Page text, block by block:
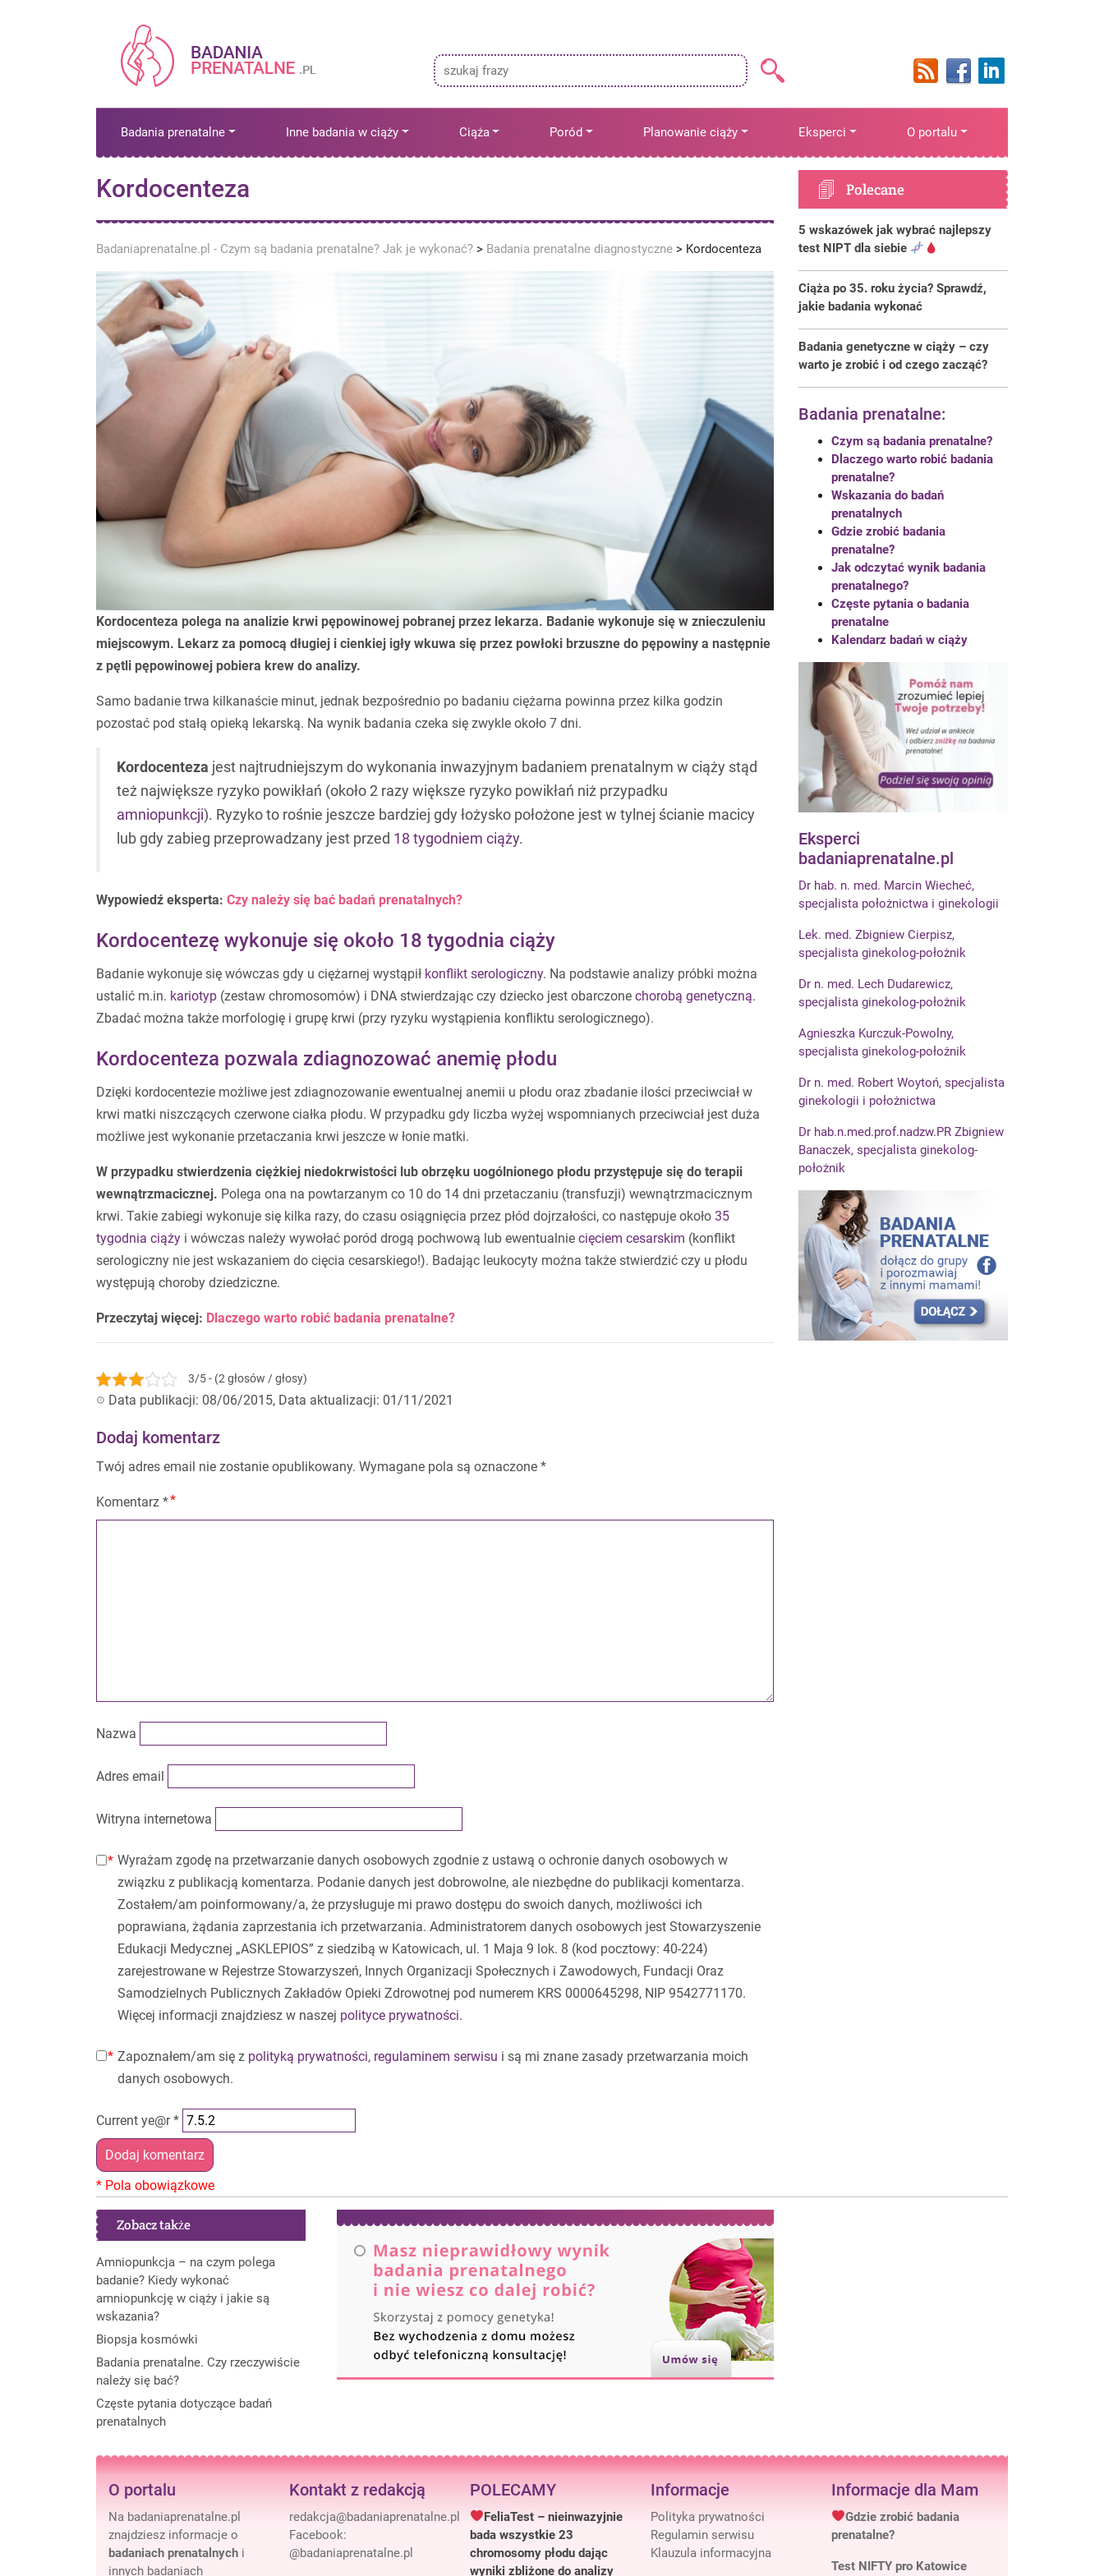
Badania prenatalne Inne badania w ciąży Ciąża Poród Planowanie ciąży Eksperci O portalu
Kordocenteza
Badaniaprenatalne.pl - Czym są badania prenatalne? Jak je wykonać? > Badania prenatalne diagnostyczne > Kordocenteza
Kordocenteza polega na analizie krwi pępowinowej pobranej przez lekarza. Badanie wykonuje się w znieczuleniu
miejscowym. Lekarz za pomocą długiej i cienkiej igły wkuwa się przez powłoki brzuszne do pępowiny a następnie
z pętli pępowinowej pobiera krew do analizy.
Samo badanie trwa kilkanaście minut, jednak bezpośrednio po badaniu ciężarna powinna przez kilka godzin
pozostać pod stałą opieką lekarską. Na wynik badania czeka się zwykle około 7 dni.
Kordocenteza jest najtrudniejszym do wykonania inwazyjnym badaniem prenatalnym w ciąży stąd
też największe ryzyko powikłań (około 2 razy większe ryzyko powikłań niż przypadku
amniopunkcji). Ryzyko to rośnie jeszcze bardziej gdy łożysko położone jest w tylnej ścianie macicy
lub gdy zabieg przeprowadzany jest przed 18 tygodniem ciąży.
Wypowiedź eksperta: Czy należy się bać badań prenatalnych?
Kordocentezę wykonuje się około 18 tygodnia ciąży
Badanie wykonuje się wówczas gdy u ciężarnej wystąpił konflikt serologiczny. Na podstawie analizy próbki można
ustalić m.in. kariotyp (zestaw chromosomów) i DNA stwierdzając czy dziecko jest obarczone chorobą genetyczną.
Zbadać można także morfologię i grupę krwi (przy ryzyku wystąpienia konfliktu serologicznego).
Kordocenteza pozwala zdiagnozować anemię płodu
Dzięki kordocentezie możliwe jest zdiagnozowanie ewentualnej anemii u płodu oraz zbadanie ilości przeciwciał w
krwi matki niszczących czerwone ciałka płodu. W przypadku gdy liczba wyżej wspomnianych przeciwciał jest duża
możliwe jest wykonanie przetaczania krwi jeszcze w łonie matki.
W przypadku stwierdzenia ciężkiej niedokrwistości lub obrzęku uogólnionego płodu przystępuje się do terapii
wewnątrzmacicznej. Polega ona na powtarzanym co 10 do 14 dni przetaczaniu (transfuzji) wewnątrzmacicznym
krwi. Takie zabiegi wykonuje się kilka razy, do czasu osiągnięcia przez płód dojrzałości, co następuje około 35
tygodnia ciąży i wówczas należy wywołać poród drogą pochwową lub ewentualnie cięciem cesarskim (konflikt
serologiczny nie jest wskazaniem do cięcia cesarskiego!). Badając leukocyty można także stwierdzić czy u płodu
występują choroby dziedziczne.
Przeczytaj więcej: Dlaczego warto robić badania prenatalne?
3/5 - (2 głosów / głosy)
Data publikacji: 08/06/2015, Data aktualizacji: 01/11/2021
Dodaj komentarz
Twój adres email nie zostanie opublikowany. Wymagane pola są oznaczone *
Komentarz *
Nazwa
Adres email
Witryna internetowa
Wyrażam zgodę na przetwarzanie danych osobowych zgodnie z ustawą o ochronie danych osobowych w
związku z publikacją komentarza. Podanie danych jest dobrowolne, ale niezbędne do publikacji komentarza.
Zostałem/am poinformowany/a, że przysługuje mi prawo dostępu do swoich danych, możliwości ich
poprawiana, żądania zaprzestania ich przetwarzania. Administratorem danych osobowych jest Stowarzyszenie
Edukacji Medycznej „ASKLEPIOS” z siedzibą w Katowicach, ul. 1 Maja 9 lok. 8 (kod pocztowy: 40-224)
zarejestrowane w Rejestrze Stowarzyszeń, Innych Organizacji Społecznych i Zawodowych, Fundacji Oraz
Samodzielnych Publicznych Zakładów Opieki Zdrowotnej pod numerem KRS 0000645298, NIP 9542771170.
Więcej informacji znajdziesz w naszej polityce prywatności.
Zapoznałem/am się z polityką prywatności, regulaminem serwisu i są mi znane zasady przetwarzania moich
danych osobowych.
Current ye@r*
Polecane
5 wskazówek jak wybrać najlepszy
test NIPT dla siebie
Ciąża po 35. roku życia? Sprawdź,
jakie badania wykonać
Badania genetyczne w ciąży – czy
warto je zrobić i od czego zacząć?
Badania prenatalne:
Czym są badania prenatalne?
Dlaczego warto robić badania
prenatalne?
Wskazania do badań
prenatalnych
Gdzie zrobić badania
prenatalne?
Jak odczytać wynik badania
prenatalnego?
Częste pytania o badania
prenatalne
Kalendarz badań w ciąży
Eksperci
badaniaprenatalne.pl
Dr hab. n. med. Marcin Wiecheć,
specjalista położnictwa i ginekologii
Lek. med. Zbigniew Cierpisz,
specjalista ginekolog-położnik
Dr n. med. Lech Dudarewicz,
specjalista ginekolog-położnik
Agnieszka Kurczuk-Powolny,
specjalista ginekolog-położnik
Dr n. med. Robert Woytoń, specjalista
ginekologii i położnictwa
Dr hab.n.med.prof.nadzw.PR Zbigniew
Banaczek, specjalista ginekolog-
położnik
Zobacz także
Amniopunkcja – na czym polega
badanie? Kiedy wykonać
amniopunkcję w ciąży i jakie są
wskazania?
Biopsja kosmówki
Badania prenatalne. Czy rzeczywiście
należy się bać?
Częste pytania dotyczące badań
prenatalnych
O portalu
Na badaniaprenatalne.pl
znajdziesz informacje o
badaniach prenatalnych i
innych badaniach
Kontakt z redakcją
Facebook:
@badaniaprenatalne.pl
POLECAMY
FeliaTest – nieinwazyjnie
bada wszystkie 23
chromosomy płodu dając
wyniki zbliżone do analizy
Informacje
Polityka prywatności
Regulamin serwisu
Klauzula informacyjna
Informacje dla Mam
Gdzie zrobić badania
prenatalne?
Test NIFTY pro Katowice